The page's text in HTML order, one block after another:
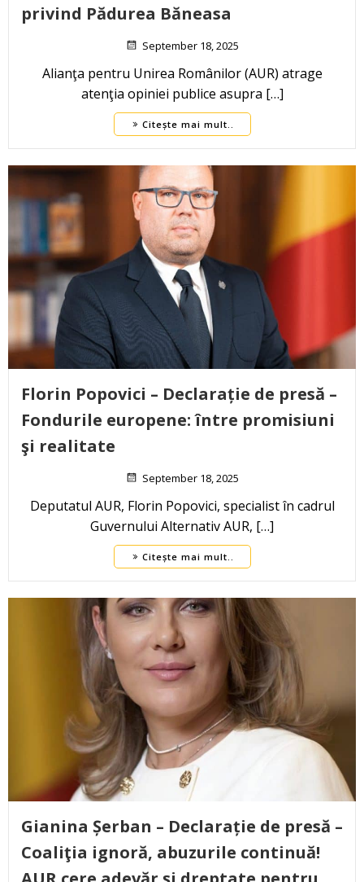
privind Pădurea Băneasa
September 18, 2025
Alianţa pentru Unirea Românilor (AUR) atrage
atenţia opiniei publice asupra […]
Citește mai mult..
Florin Popovici – Declarație de presă –
Fondurile europene: între promisiuni
şi realitate
September 18, 2025
Deputatul AUR, Florin Popovici, specialist în cadrul
Guvernului Alternativ AUR, […]
Citește mai mult..
Gianina Șerban – Declarație de presă –
Coaliţia ignoră, abuzurile continuă!